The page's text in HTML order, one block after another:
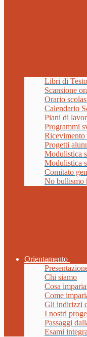
Libri di Testo
Scansione
Orario
Calendario
Piani di
Programmi
Ricevimento
Progetti
Modulistica
Modulistica
Comitato
No bullismo
Orientamento
Chi siamo
Cosa
Come
Gli indirizzi
I nostri
Passaggi
Esami